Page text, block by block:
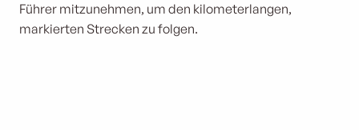
Führer mitzunehmen, um den kilometerlangen,
markierten Strecken zu folgen.